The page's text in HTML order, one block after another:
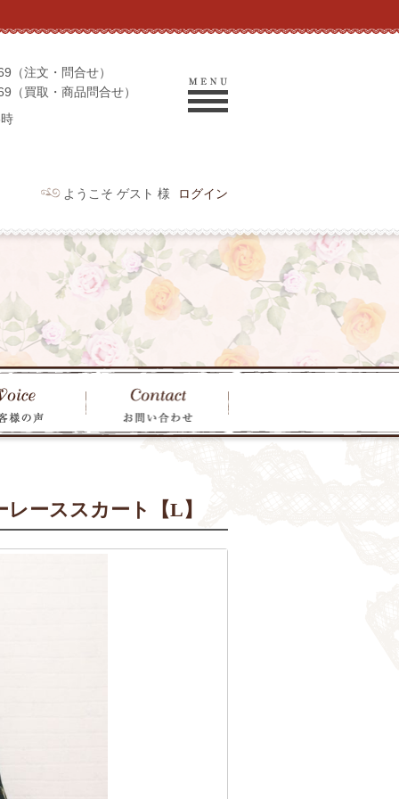
（注文・問合せ）
（買取・商品問合せ）
ようこそ ゲスト 様 ログイン
ーススカート【L】